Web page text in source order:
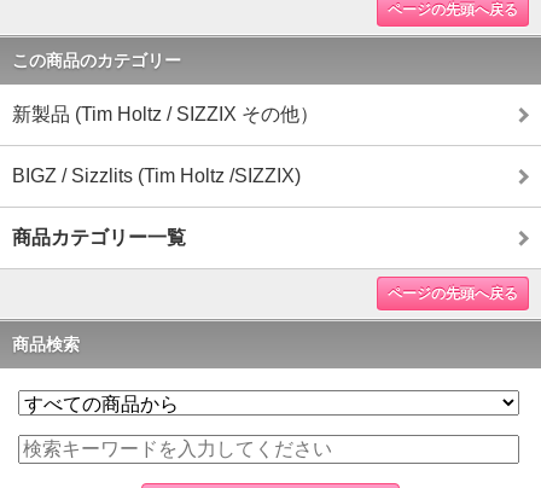
ページの先頭へ戻る
この商品のカテゴリー
新製品 (Tim Holtz / SIZZIX その他）
BIGZ / Sizzlits (Tim Holtz /SIZZIX)
商品カテゴリー一覧
ページの先頭へ戻る
商品検索